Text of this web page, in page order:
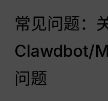
常见问题：
Clawdbot/
问题